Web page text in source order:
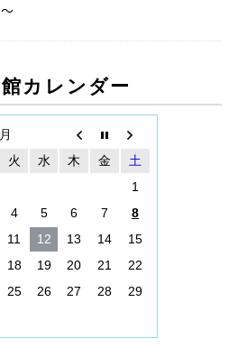
カレンダー
火 水 木 金
土
1
4 5 6 7
8
11 12 13 14
15
18 19 20 21
22
25 26 27 28
29